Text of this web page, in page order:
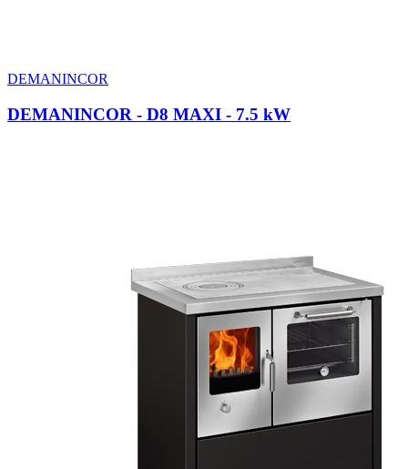
DEMANINCOR
DEMANINCOR - D8 MAXI - 7.5 kW